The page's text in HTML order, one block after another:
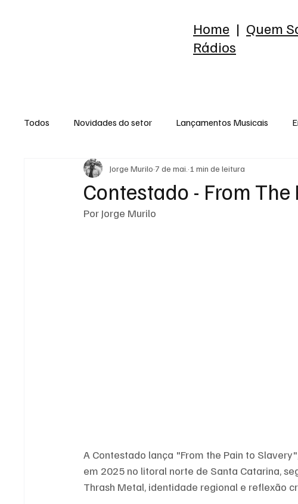
Home | Quem
Rádios
Todos Novidades do setor Lançamentos Musicais
Raio-X do Álbum Release Reflexão
Contestado - From The
Jorge Murilo 7 de mai. 1 min de leitura
Por Jorge Murilo
A Contestado lança "From the Pain to
em 2025 no litoral norte de Santa Catarina,
Thrash Metal, identidade regional e reflexão